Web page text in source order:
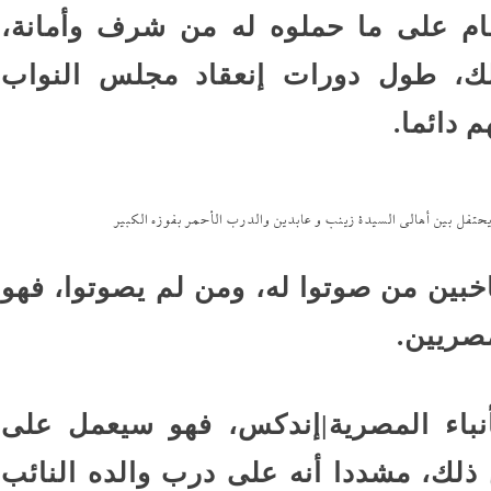
على ما حملوه له من شرف وأمانة،
طول دورات إنعقاد مجلس النواب
دائما.
بين أهالى السيدة زينب و عابدين والدرب الأحمر بفوزه الكبير
من صوتوا له، ومن لم يصوتوا، فهو
المصرية|إندكس، فهو سيعمل على
ذلك، مشددا أنه على درب والده النائب